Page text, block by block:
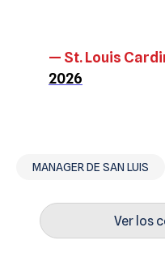
— St. Louis
2026
MANAGER DE SAN LUIS
Ver los